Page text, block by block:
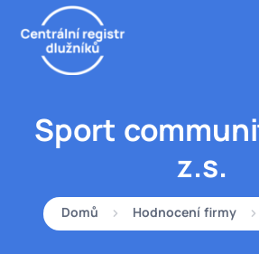
Sport
z.s.
Domů Hodnocení firmy